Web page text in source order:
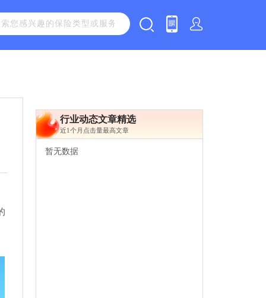
行业动态文章精选
近1个月点击量最高文章
暂无数据